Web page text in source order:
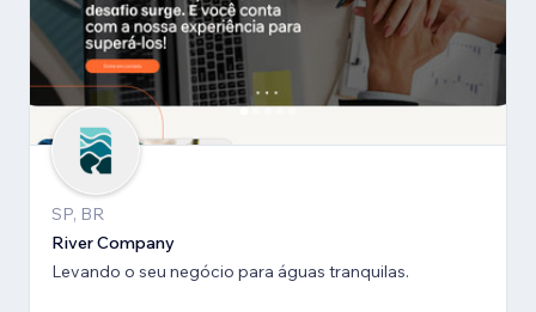
SP, BR
River Company
Levando o seu negócio para águas tranquilas.